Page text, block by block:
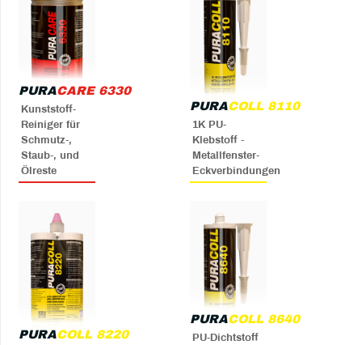
PURACARE 6330
Kunststoff-
Reiniger für
Schmutz-,
Staub-, und
Ölreste
PURACOLL 8110
1K PU-
Klebstoff -
Metallfenster-
Eckverbindungen
PURACOLL 8220
PURACOLL 8640
PU-Dichtstoff